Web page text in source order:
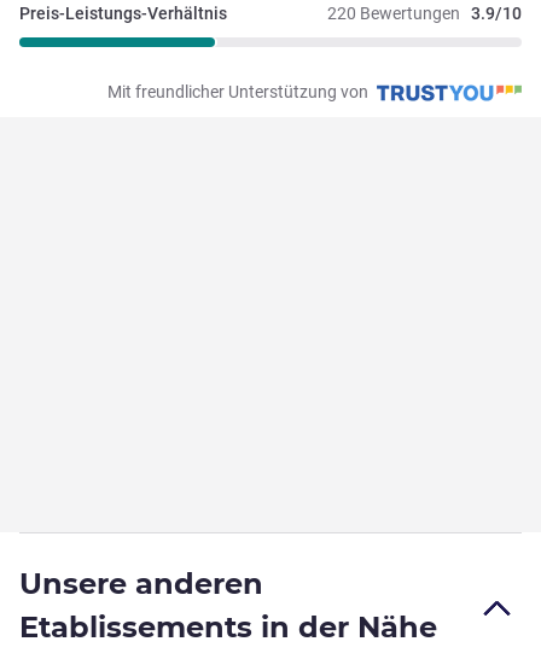
220 Bewertungen 3.9/10
Preis-Leistungs-Verhältnis
Mit freundlicher Unterstützung von
Unsere anderen
Etablissements in der Nähe